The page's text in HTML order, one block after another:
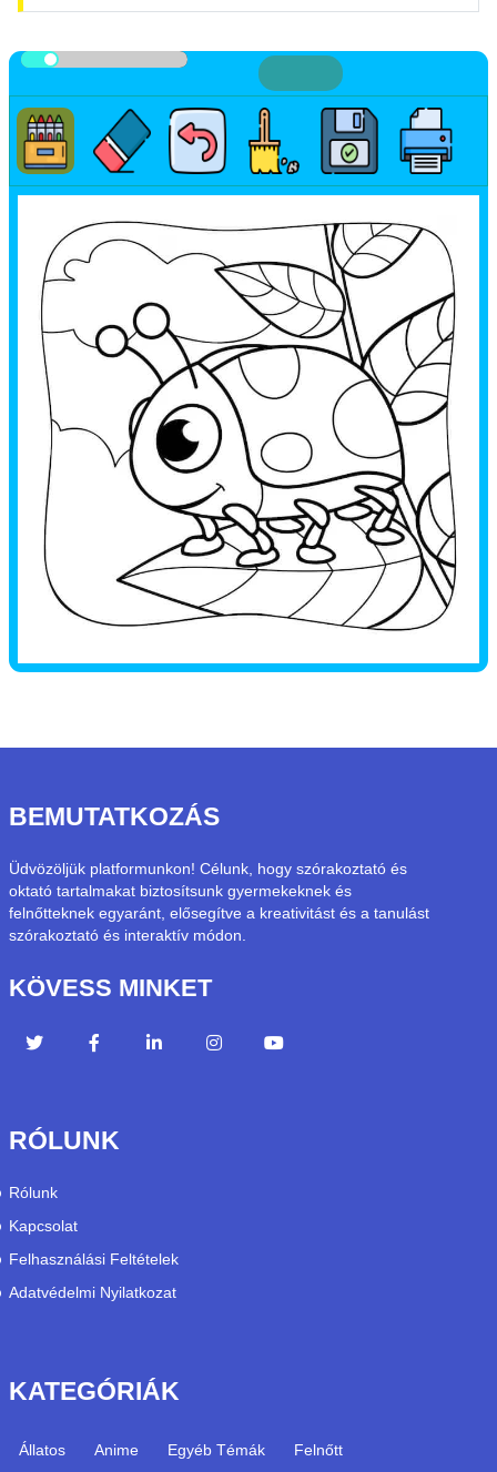
BEMUTATKOZÁS
Üdvözöljük platformunkon! Célunk, hogy szórakoztató és
oktató tartalmakat biztosítsunk gyermekeknek és
felnőtteknek egyaránt, elősegítve a kreativitást és a tanulást
szórakoztató és interaktív módon.
KÖVESS MINKET
RÓLUNK
Rólunk
Kapcsolat
Felhasználási Feltételek
Adatvédelmi Nyilatkozat
KATEGÓRIÁK
Állatos Anime Egyéb Témák Felnőtt